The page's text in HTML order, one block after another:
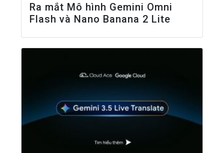
Ra mắt Mô hình Gemini Omni
Flash và Nano Banana 2 Lite